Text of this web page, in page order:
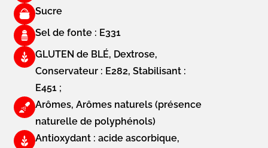
Sucre
Sel de fonte : E331
GLUTEN de BLÉ, Dextrose,
Conservateur : E282, Stabilisant :
E451 ;
Arômes, Arômes naturels (présence
naturelle de polyphénols)
Antioxydant : acide ascorbique,